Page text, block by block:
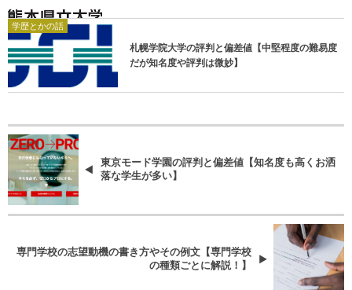
学歴とかの話
札幌学院大学の評判と偏差値【中堅程度の難易度
だが知名度や評判は微妙】
東京モード学園の評判と偏差値【知名度も高くお洒
落な学生が多い】
専門学校の志望動機の書き方やその例文【専門学校
の種類ごとに解説！】